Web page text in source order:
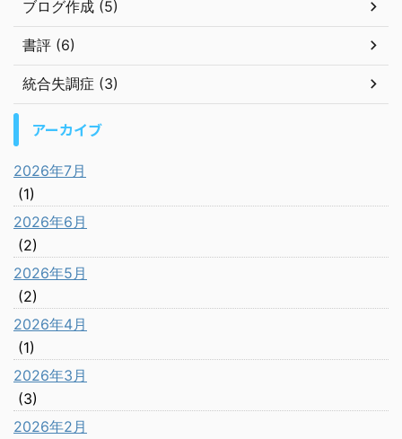
ブログ作成 (5)
書評 (6)
統合失調症 (3)
アーカイブ
2026年7月
(1)
2026年6月
(2)
2026年5月
(2)
2026年4月
(1)
2026年3月
(3)
2026年2月